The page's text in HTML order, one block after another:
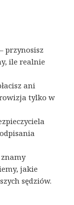
– przynosisz
ile realnie
ani
tylko w
znamy
jakie
sędziów.